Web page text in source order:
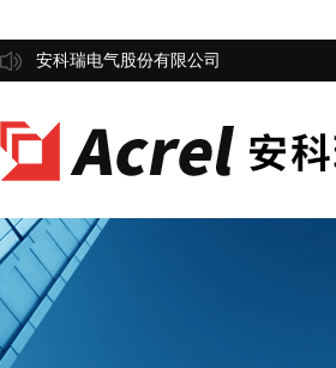
安科瑞电气股份有限公司